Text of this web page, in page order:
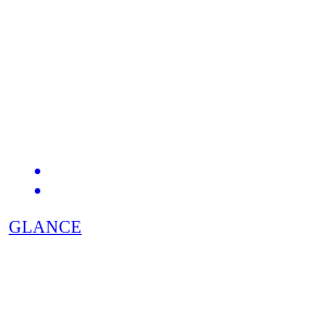
GLANCE